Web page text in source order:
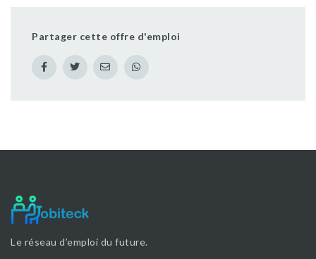
Partager cette offre d'emploi
Le réseau d’emploi du future.